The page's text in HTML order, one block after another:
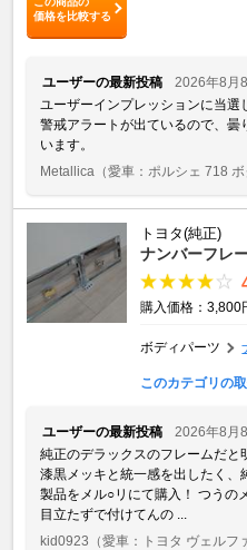
価格を比較する
ユーザーの最新投稿
2026年8月
ユーザーインプレッションに当
警戒アラートが出ているので、曇
います。
Metallica （愛車：ポルシェ 718 ボ
トヨタ(純正)
ナンバーフレ
購入価格：3,800
ボディパーツ
このカテゴリの
ユーザーの最新投稿
2026年8月
純正のデラックスのフレームだと
漆黒メッキと統一感を出したく、
製品をメル○リにて購入！ つうの
目立たずで付けてんの ...
kid0923 （愛車：トヨタ ヴェルフ